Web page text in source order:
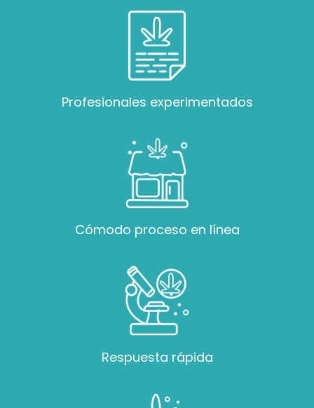
Profesionales experimentados
Cómodo proceso en línea
Respuesta rápida